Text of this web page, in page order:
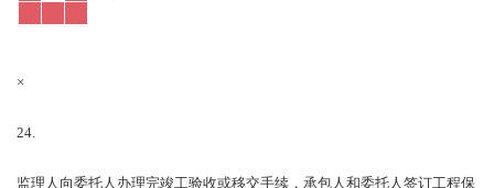
×
24.
监理人向委托人办理完竣工验收或移交手续，承包人和委托人签订工程保